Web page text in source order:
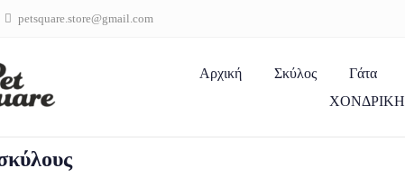
petsquare.store@gmail.com
Αρχική Σκύλος Γάτα
ΧΟΝΔΡΙΚΗ